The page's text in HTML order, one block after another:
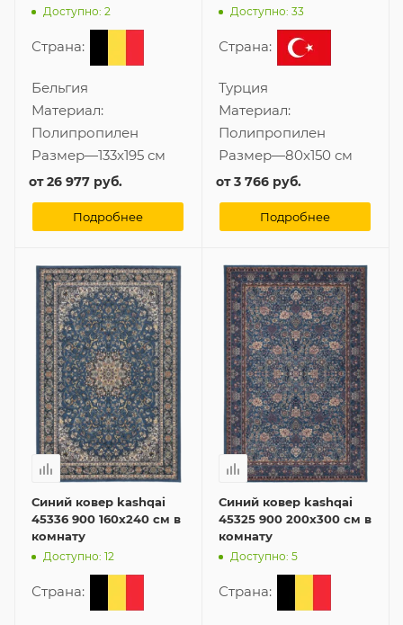
Доступно: 2
Страна:
Бельгия
Материал:
Полипропилен
Размер—133x195 см
от26 977 руб.
Подробнее
цвета
Доступно: 33
Страна:
Турция
Материал:
Полипропилен
Размер—80x150 см
от3 766 руб.
Подробнее
Синий ковер kashqai
45336 900 160x240 см в
комнату
Доступно: 12
Страна:
Синий ковер kashqai
45325 900 200x300 см в
комнату
Доступно: 5
Страна: